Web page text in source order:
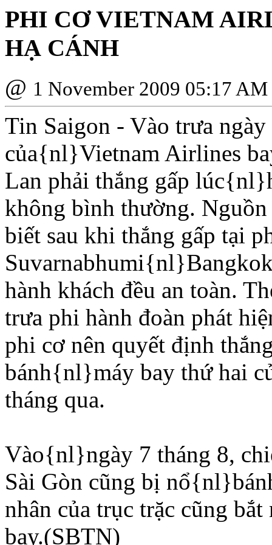
PHI CƠ VIETNAM
HẠ CÁNH
@ 1 November 2009 05:17 AM
Tin Saigon - Vào trưa
của{nl}Vietnam Airlines
Lan phải thắng gấp
không bình thường.
biết sau khi thắng gấp tại
hành khách đều an toàn.
trưa phi hành đoàn phát
phi cơ nên quyết định
bánh{nl}máy bay thứ hai
tháng qua.
Vào{nl}ngày 7 tháng 8,
Sài Gòn cũng bị
nhân của trục trặc cũng
bay.(SBTN)